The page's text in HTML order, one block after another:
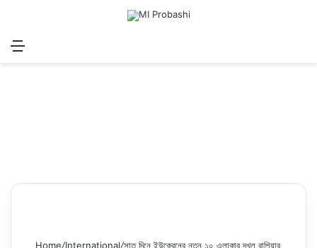
Menu
Home/International/সাত দিনে ইউক্রেনের নতুন ১০ এলাকার দখল রাশিয়ার